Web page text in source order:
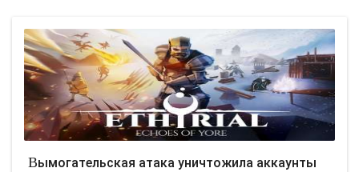
Вымогательская атака уничтожила аккаунты